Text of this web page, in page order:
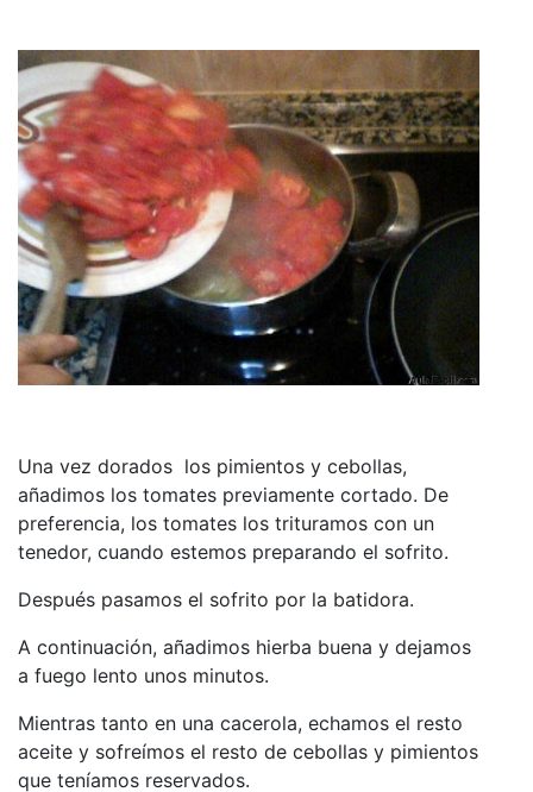
Una vez dorados los pimientos y cebollas,
añadimos los tomates previamente cortado. De
preferencia, los tomates los trituramos con un
tenedor, cuando estemos preparando el sofrito.
Después pasamos el sofrito por la batidora.
A continuación, añadimos hierba buena y dejamos
a fuego lento unos minutos.
Mientras tanto en una cacerola, echamos el resto
aceite y sofreímos el resto de cebollas y pimientos
que teníamos reservados.